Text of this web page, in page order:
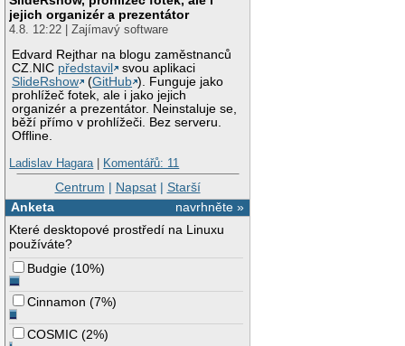
jejich organizér a prezentátor
4.8. 12:22 | Zajímavý software
Edvard Rejthar na blogu zaměstnanců
CZ.NIC představil
svou aplikaci
SlideRshow
(GitHub ). Funguje jako
prohlížeč fotek, ale i jako jejich
organizér a prezentátor. Neinstaluje se,
běží přímo v prohlížeči. Bez serveru.
Offline.
Ladislav Hagara| Komentářů: 11
Centrum | Napsat| Starší
navrhněte »
Anketa
Které desktopové prostředí na Linuxu
používáte?
Budgie (10%)
Cinnamon (7%)
COSMIC (2%)